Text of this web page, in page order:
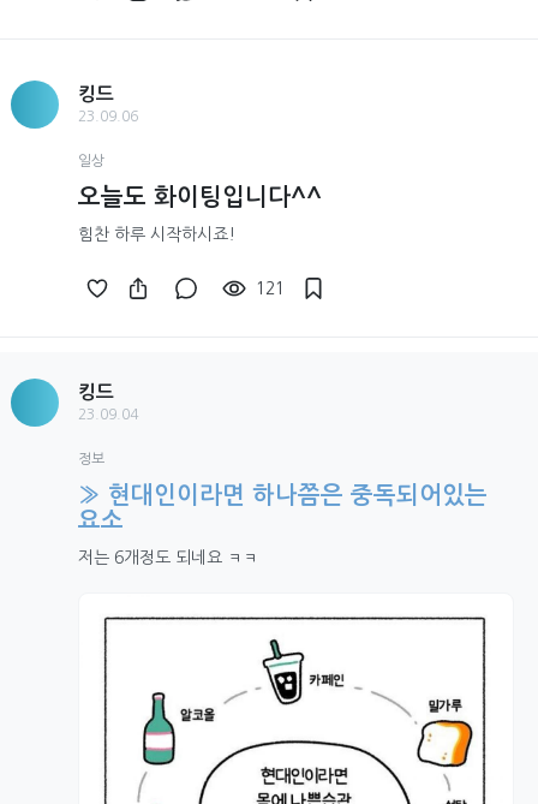
킹드
23.09.06
일상
오늘도 화이팅입니다^^
힘찬 하루 시작하시죠!
121
킹드
23.09.04
정보
» 현대인이라면 하나쯤은 중독되어있는
요소
저는 6개정도 되네요 ㅋㅋ